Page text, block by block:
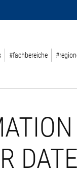
#fachbereiche